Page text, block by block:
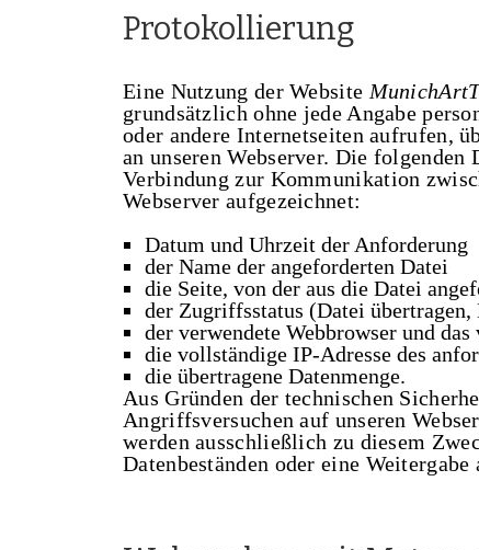
Protokollierung
Eine Nutzung der Website
grundsätzlich ohne jede Angabe
oder andere Internetseiten aufrufen,
an unseren Webserver. Die folgenden
Verbindung zur Kommunikation
Webserver aufgezeichnet:
Datum und Uhrzeit der Anforderung
der Name der angeforderten Datei
die Seite, von der aus die Datei
der Zugriffsstatus (Datei
der verwendete Webbrowser und
die vollständige IP-Adresse des
die übertragene Datenmenge.
Aus Gründen der technischen
Angriffsversuchen auf unseren
werden ausschließlich zu diesem
Datenbeständen oder eine